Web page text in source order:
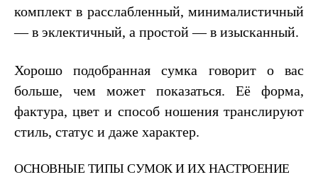
комплект в расслабленный, минималистичный
— в эклектичный, а простой — в изысканный.
Хорошо подобранная сумка говорит о вас
больше, чем может показаться. Её форма,
фактура, цвет и способ ношения транслируют
стиль, статус и даже характер.
ОСНОВНЫЕ ТИПЫ СУМОК И ИХ НАСТРОЕНИЕ